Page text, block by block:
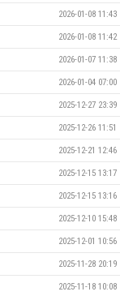
2026-01-08 11:43
2026-01-08 11:42
2026-01-07 11:38
2026-01-04 07:00
2025-12-27 23:39
2025-12-26 11:51
2025-12-21 12:46
2025-12-15 13:17
2025-12-15 13:16
2025-12-10 15:48
2025-12-01 10:56
2025-11-28 20:19
2025-11-18 10:08